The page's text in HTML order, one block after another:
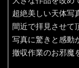
超絶美しい天体写
間近で拝見させて
写真に驚きと感動
撤収作業のお邪魔